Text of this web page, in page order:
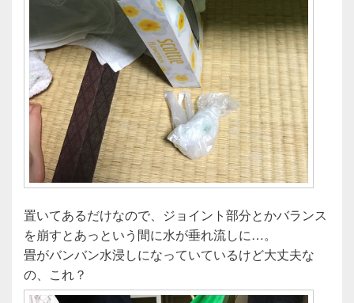
置いてあるだけなので、ジョイント部分とかバランス
を崩すとあっという間に水が垂れ流しに…。
畳がバンバン水浸しになっていているけど大丈夫な
の、これ？